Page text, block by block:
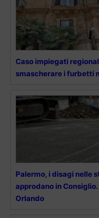
Caso impiegati
smascherare i furbetti
Palermo, i disagi nelle
approdano in
Orlando